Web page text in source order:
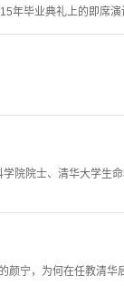
年毕业典礼上的即席演
院院士、清华大学
宁，为何在任教清